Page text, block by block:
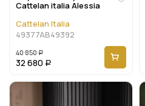
Cattelan italia Alessia
Cattelan Italia
49377AB49392
40 850 Р
32 680 Р